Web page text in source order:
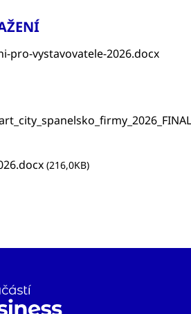
pro-vystavovatele-2026.docx
(216,0KB)